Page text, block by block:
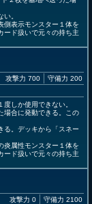
。
表示モンスター１体を
ード扱いで元々の持ち主
攻撃力 700 守備力 200
しか使用できない。
場合に発動できる。この
。デッキから「スネー
属性モンスター１体を
ード扱いで元々の持ち主
攻撃力 0 守備力 2100